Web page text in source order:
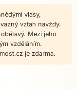
vlasy,
vztah navždy.
Mezi jeho
vzděláním.
je zdarma.